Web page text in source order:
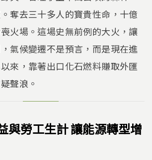
n
k
o
o
k
奪去三十多人的寶貴性命，十億
火場。這場史無前例的大火，讓
氣候變遷不是預言，而是現在進
來，靠著出口化石燃料賺取外匯
聲浪。
與勞工生計 讓能源轉型增